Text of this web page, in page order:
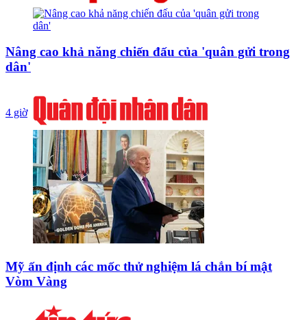
Nâng cao khả năng chiến đấu của 'quân gửi trong
dân'
4 giờ
Mỹ ấn định các mốc thử nghiệm lá chắn bí mật
Vòm Vàng